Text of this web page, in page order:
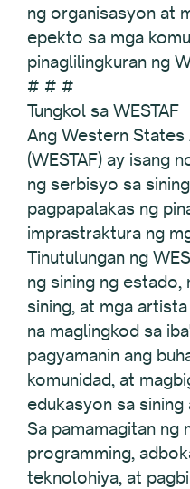
ng organisasyon at
epekto sa mga
pinaglilingkuran ng
# # #
Tungkol sa WESTAF
Ang Western
(WESTAF) ay isang
ng serbisyo sa
pagpapalakas ng
imprastraktura ng
Tinutulungan ng
ng sining ng
sining, at mga
na maglingkod sa
pagyamanin ang
komunidad, at
edukasyon sa sining
Sa pamamagitan ng
programming,
teknolohiya, at